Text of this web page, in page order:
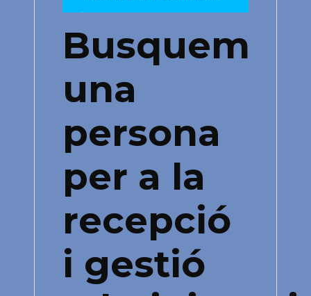
Busquem
una
persona
per a la
recepció
i gestió